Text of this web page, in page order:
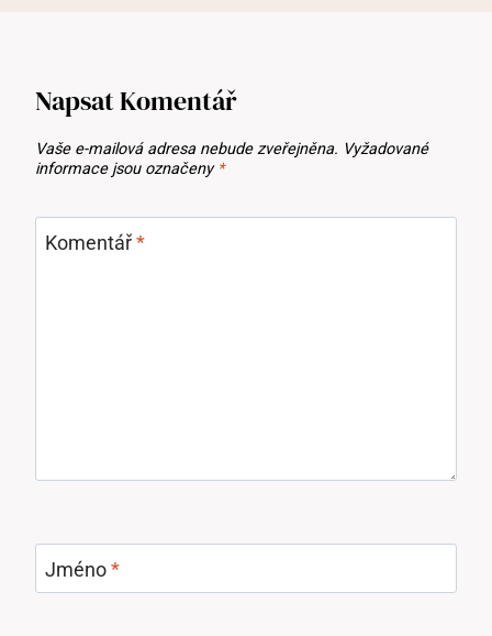
Napsat Komentář
Vaše e-mailová adresa nebude zveřejněna. Vyžadované
informace jsou označeny *
Komentář*
Jméno*